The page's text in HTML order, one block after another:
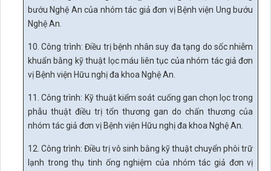
bướu Nghệ An của nhóm tác giả đơn vị Bệnh viện Ung bướu
NghệAn.
10. Công trình: Điều trị bệnh nhân suy đa tạng do sốc nhiễm
khuẩn bằng kỹ thuật lọc máu liên tục của nhóm tác giả đơn
vị Bệnh viện Hữu nghị đa khoa Nghệ An.
11. Công trình: Kỹ thuật kiểm soát cuống gan chọn lọc trong
phẫu thuật điều trị tổn thương gan do chấn thương của
nhóm tác giả đơn vị Bệnh viện Hữu nghịđa khoa NghệAn.
12. Công trình: Điều trị vô sinh bằng kỹ thuật chuyển phôi trữ
lạnh trong thụ tinh ống nghiệm của nhóm tác giả đơn vị